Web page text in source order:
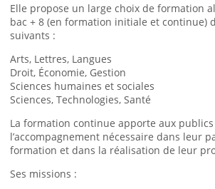
Elle propose un large choix de formation
bac + 8 (en formation initiale et continue)
suivants :
Arts, Lettres, Langues
Droit, Économie, Gestion
Sciences humaines et sociales
Sciences, Technologies, Santé
La formation continue apporte aux publics
l’accompagnement nécessaire dans leur
formation et dans la réalisation de leur
Ses missions :